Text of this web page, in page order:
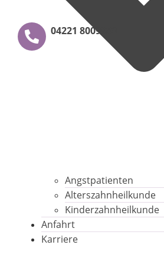
Angstpatienten
Alterszahnheilkunde
Kinderzahnheilkunde
Anfahrt
Karriere
04221 8009980